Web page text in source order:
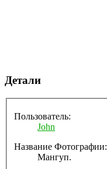
Детали
Пользователь:
John
Название Фотографии:
Мангуп.